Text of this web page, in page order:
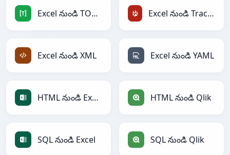
Excel నుండి TOML Excel నుండి TracWiki
Excel నుండి XML Excel నుండి YAML
HTML నుండి Excel HTML నుండి Qlik
SQL నుండి Excel SQL నుండి Qlik